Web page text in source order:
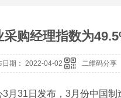
购经理指数为
期： 2022-04-02 二维码分享
月31日发布，3月份中国制